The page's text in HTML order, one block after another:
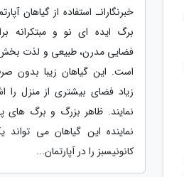
خبرنگارانـ استفاده از گیاهان
برگ ایده ای نو و مبتکرانه
فضایی مدرن، طبیعی و لذت
است. این گیاهان زیبا بدون
زیاد فضای بیشتری از منزل را
نمایند. ظاهر بزرگ و برگ های
نماینده این گیاهان می
کانونیسبز را در آپارتمان...